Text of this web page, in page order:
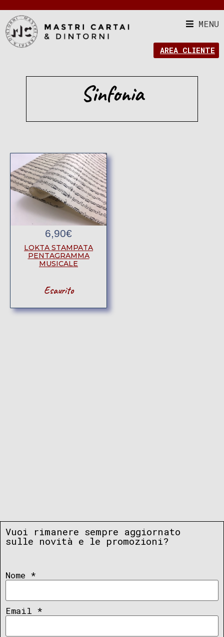
MENU
AREA CLIENTE
Sinfonia
6,90€
LOKTA STAMPATA
PENTAGRAMMA
MUSICALE
Esaurito
Vuoi rimanere sempre aggiornato
sulle novità e le promozioni?
Nome *
Email *